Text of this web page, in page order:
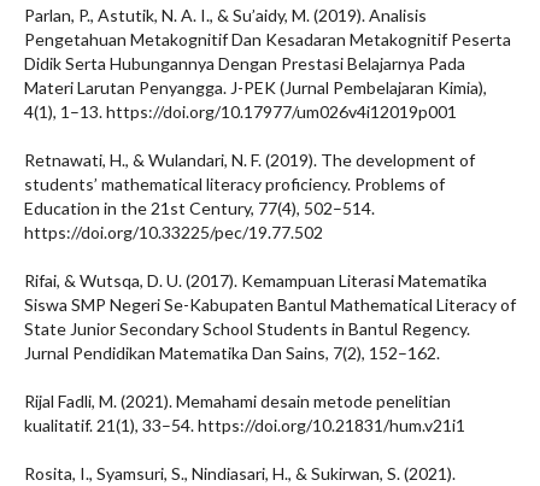
Parlan, P., Astutik, N. A. I., & Su’aidy, M. (2019). Analisis
Pengetahuan Metakognitif Dan Kesadaran Metakognitif Peserta
Didik Serta Hubungannya Dengan Prestasi Belajarnya Pada
Materi Larutan Penyangga. J-PEK (Jurnal Pembelajaran Kimia),
4(1), 1–13. https://doi.org/10.17977/um026v4i12019p001
Retnawati, H., & Wulandari, N. F. (2019). The development of
students’ mathematical literacy proficiency. Problems of
Education in the 21st Century, 77(4), 502–514.
https://doi.org/10.33225/pec/19.77.502
Rifai, & Wutsqa, D. U. (2017). Kemampuan Literasi Matematika
Siswa SMP Negeri Se-Kabupaten Bantul Mathematical Literacy of
State Junior Secondary School Students in Bantul Regency.
Jurnal Pendidikan Matematika Dan Sains, 7(2), 152–162.
Rijal Fadli, M. (2021). Memahami desain metode penelitian
kualitatif. 21(1), 33–54. https://doi.org/10.21831/hum.v21i1
Rosita, I., Syamsuri, S., Nindiasari, H., & Sukirwan, S. (2021).